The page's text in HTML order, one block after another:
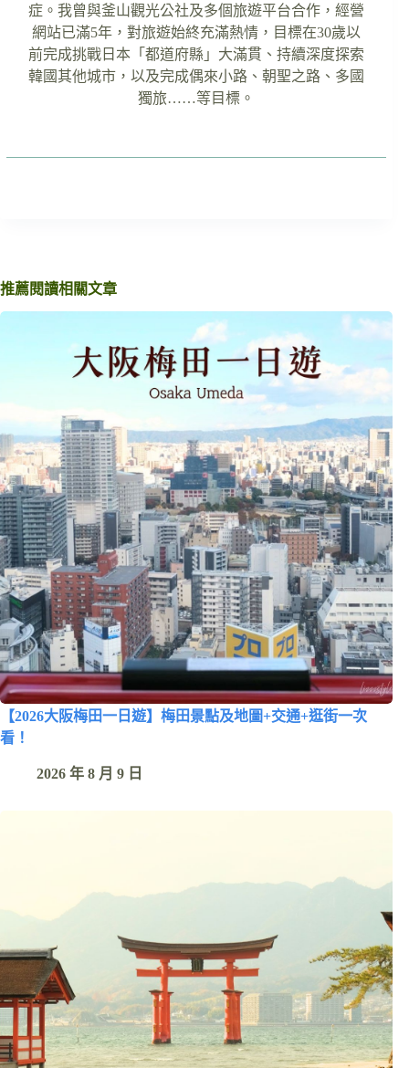
症。我曾與釜山觀光公社及多個旅遊平台合作，經營
網站已滿5年，對旅遊始終充滿熱情，目標在30歲以
前完成挑戰日本「都道府縣」大滿貫、持續深度探索
韓國其他城市，以及完成偶來小路、朝聖之路、多國
獨旅……等目標。
推薦閱讀相關文章
【2026大阪梅田一日遊】梅田景點及地圖+交通+逛街一次
看！
2026 年 8 月 9 日